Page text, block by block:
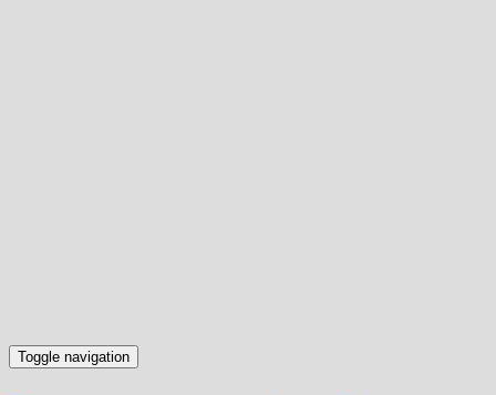
Toggle navigation